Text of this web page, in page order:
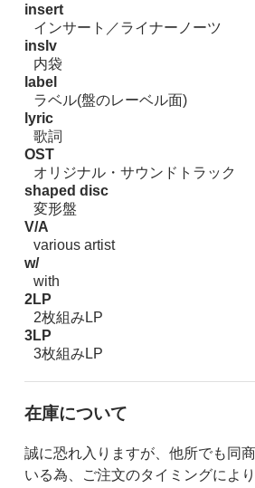
insert
インサート／ライナーノーツ
inslv
内袋
label
ラベル(盤のレーベル面)
lyric
歌詞
OST
オリジナル・サウンドトラック
shaped disc
変形盤
V/A
various artist
w/
with
2LP
2枚組みLP
3LP
3枚組みLP
在庫について
誠に恐れ入りますが、他所でも同
いる為、ご注文のタイミングによ